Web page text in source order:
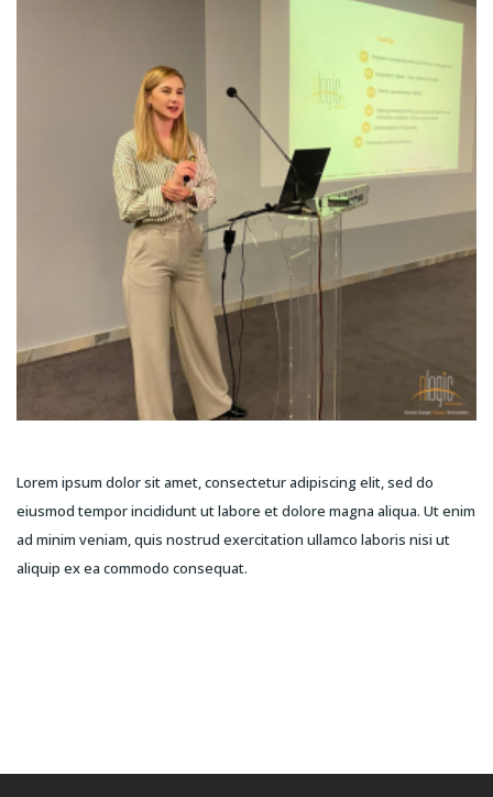
Lorem ipsum dolor sit amet, consectetur adipiscing elit, sed do
eiusmod tempor incididunt ut labore et dolore magna aliqua. Ut enim
ad minim veniam, quis nostrud exercitation ullamco laboris nisi ut
aliquip ex ea commodo consequat.